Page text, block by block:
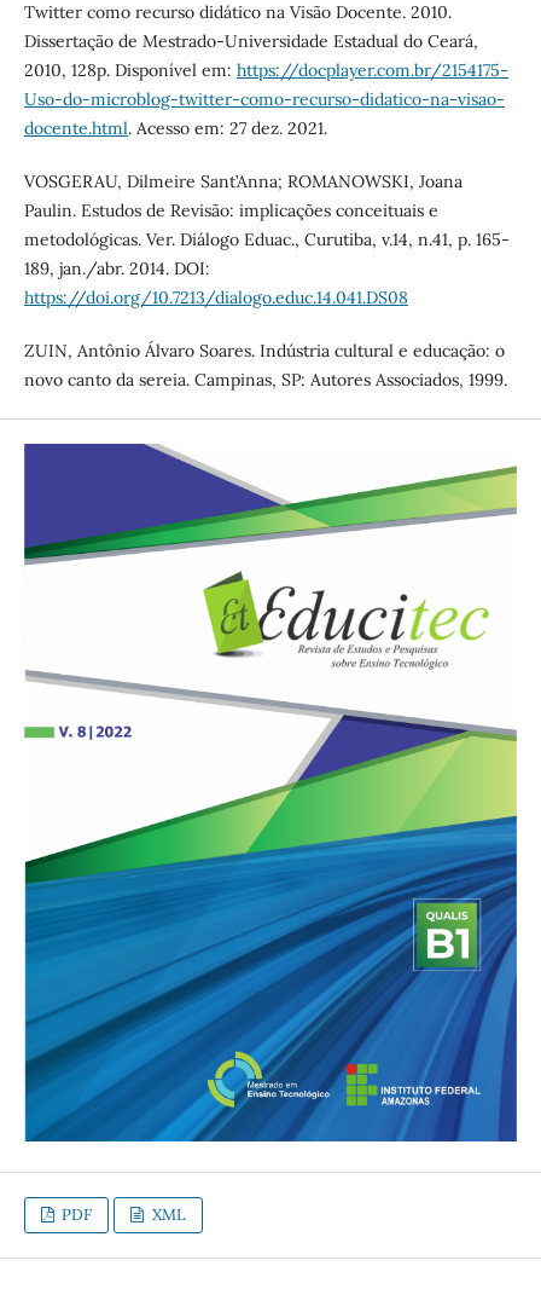
Twitter como recurso didático na Visão Docente. 2010.
Dissertação de Mestrado-Universidade Estadual do Ceará,
2010, 128p. Disponível em: https://docplayer.com.br/2154175-
Uso-do-microblog-twitter-como-recurso-didatico-na-visao-
docente.html. Acesso em: 27 dez. 2021.
VOSGERAU, Dilmeire Sant’Anna; ROMANOWSKI, Joana
Paulin. Estudos de Revisão: implicações conceituais e
metodológicas. Ver. Diálogo Eduac., Curutiba, v.14, n.41, p. 165-
189, jan./abr. 2014. DOI:
https://doi.org/10.7213/dialogo.educ.14.041.DS08
ZUIN, Antônio Álvaro Soares. Indústria cultural e educação: o
novo canto da sereia. Campinas, SP: Autores Associados, 1999.
PDF XML